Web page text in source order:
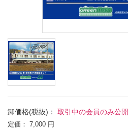
卸価格(税抜)： 取引中の会員のみ公開
定価： 7,000 円